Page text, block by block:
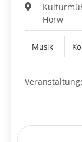
Horw
Musik